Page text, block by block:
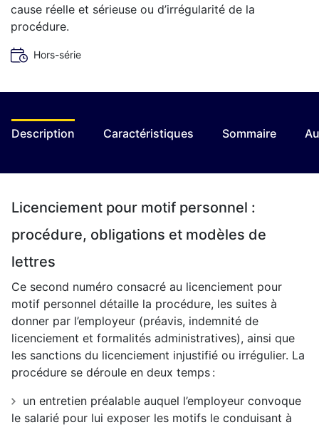
cause réelle et sérieuse ou d’irrégularité de la
procédure.
Hors-série
Description Caractéristiques Sommaire
Licenciement pour motif personnel :
procédure, obligations et modèles de
lettres
Ce second numéro consacré au licenciement pour
motif personnel détaille la procédure, les suites à
donner par l’employeur (préavis, indemnité de
licenciement et formalités administratives), ainsi que
les sanctions du licenciement injustifié ou irrégulier. La
procédure se déroule en deux temps :
un entretien préalable auquel l’employeur convoque
le salarié pour lui exposer les motifs le conduisant à